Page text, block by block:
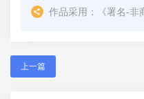
作品采用：
《署名-非商业
上一篇